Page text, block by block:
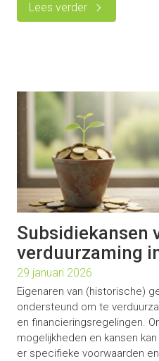
Lees verder
Subsidiekansen
verduurzaming
29 januari 2026
Eigenaren van (historische)
ondersteund om te
en financieringsregelingen.
mogelijkheden en kansen
er specifieke voorwaarden